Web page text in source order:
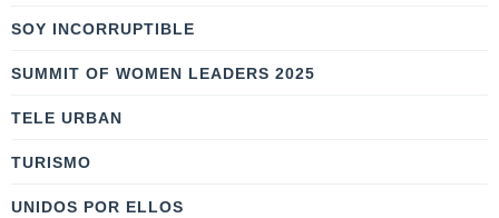
SOY INCORRUPTIBLE
SUMMIT OF WOMEN LEADERS 2025
TELE URBAN
TURISMO
UNIDOS POR ELLOS